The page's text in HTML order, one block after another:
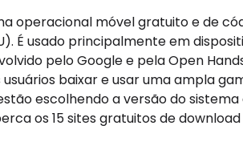
operacional móvel gratuito e de
É usado principalmente em
pelo Google e pela Open
baixar e usar uma ampla
escolhendo a versão do
os 15 sites gratuitos de